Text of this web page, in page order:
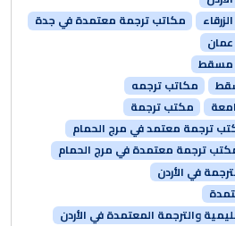
مكاتب ترجمة معتمدة في جدة
مسقط
مكاتب ترجمه
مكتب ترجمة
ترجمة معتمد في مرج الحمام
ترجمة معتمدة في مرج الحمام
في الأردن
والترجمة المعتمدة في الأردن